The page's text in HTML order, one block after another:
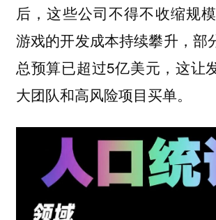
后，这些公司不得不收缩规
游戏的开发成本持续攀升，部
总预算已超过5亿美元，这让
大团队和高风险项目买单。